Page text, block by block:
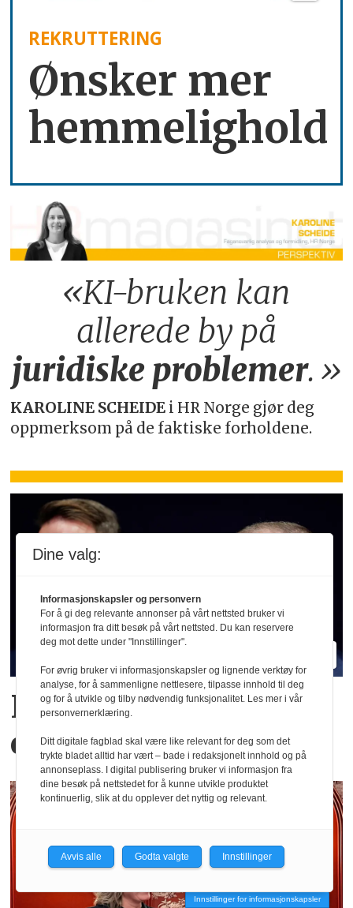
REKRUTTERING
Ønsker mer
hemmelighold
«KI-bruken kan
allerede by på
juridiske problemer.»
KAROLINE SCHEIDE i HR Norge gjør deg
oppmerksom på de faktiske forholdene.
Hva er egentlig KI-
effekten i Oljefondet?
Innstillinger for informasjonskapsler
Dine valg:
Informasjonskapsler og personvern
For å gi deg relevante annonser på vårt nettsted bruker vi
informasjon fra ditt besøk på vårt nettsted. Du kan reservere
deg mot dette under "Innstillinger".
For øvrig bruker vi informasjonskapsler og lignende verktøy for
analyse, for å sammenligne nettlesere, tilpasse innhold til deg
og for å utvikle og tilby nødvendig funksjonalitet. Les mer i vår
personvernerklæring.
Ditt digitale fagblad skal være like relevant for deg som det
trykte bladet alltid har vært – bade i redaksjonelt innhold og på
annonseplass. I digital publisering bruker vi informasjon fra
dine besøk på nettstedet for å kunne utvikle produktet
kontinuerlig, slik at du opplever det nyttig og relevant.
Avvis alle Godta valgte Innstillinger